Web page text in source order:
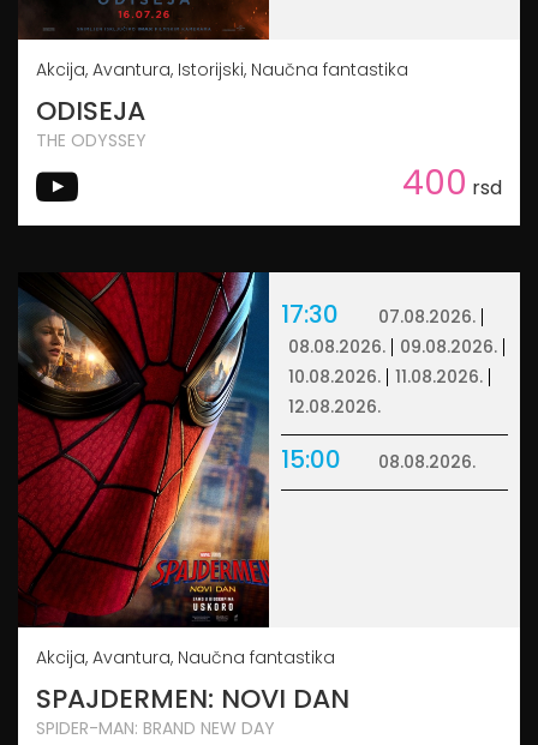
Akcija, Avantura, Istorijski, Naučna fantastika
ODISEJA
THE ODYSSEY
400 rsd
17:30
07.08.2026.
08.08.2026.
09.08.2026.
10.08.2026.
11.08.2026.
12.08.2026.
15:00 08.08.2026.
Akcija, Avantura, Naučna fantastika
SPAJDERMEN: NOVI DAN
SPIDER-MAN: BRAND NEW DAY